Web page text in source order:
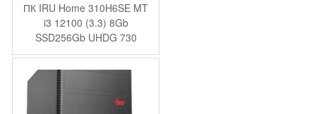
ПК IRU Home 310H6SE MT
i3 12100 (3.3) 8Gb
SSD256Gb UHDG 730
FreeDOS GbitEth 400W
черный (1994638)